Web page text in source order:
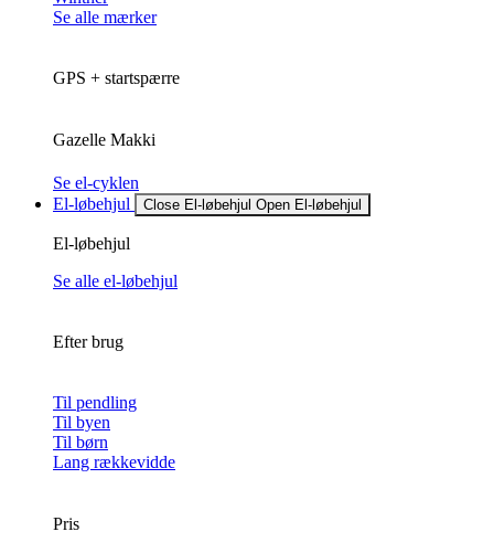
Se alle mærker
GPS + startspærre
Gazelle Makki
Se el-cyklen
El-løbehjul
Close El-løbehjul Open El-løbehjul
El-løbehjul
Se alle el-løbehjul
Efter brug
Til pendling
Til byen
Til børn
Lang rækkevidde
Pris